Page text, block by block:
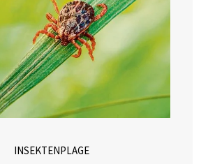
INSEKTENPLAGE